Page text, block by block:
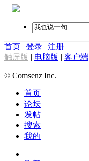
首页 | 登录 | 注册
触屏版 | 电脑版 | 客户端
© Comsenz Inc.
首页
论坛
发帖
搜索
我的